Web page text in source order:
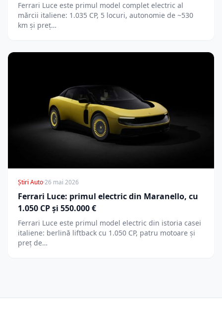
Ferrari Luce este primul model complet electric al
mărcii italiene: 1.035 CP, 5 locuri, autonomie de ~530
km și preț…
Știri Auto·26 mai 2026
Ferrari Luce: primul electric din Maranello, cu
1.050 CP și 550.000 €
Ferrari Luce este primul model electric din istoria casei
italiene: berlină liftback cu 1.050 CP, patru motoare și
preț de…